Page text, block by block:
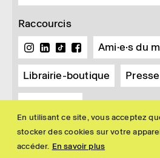
En utilisant ce site, vous acceptez
stocker des cookies sur votre
accéder. En savoir plus
Raccourcis
Ami·e·s du
Librairie-boutique Presse
Newsletter